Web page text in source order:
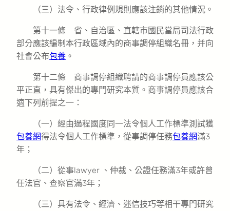
（三）法令、行政律例規則應該注銷的其他情況。
第十一條 省、自治區、直轄市國民當局司法行政
部分應該編制本行政區域內的商事調停組織名冊，并向
社會公布包養 。
第十二條 商事調停組織聘請的商事調停員應該公
平正直，具有傑出的專門研究本質。商事調停員應該合
適下列前提之一：
（一）經由過程國度同一法令個人工作標準測試獲
包養網得法令個人工作標準，從事調停任務包養網滿3
年；
（二）從事lawyer 、仲裁、公證任務滿3年或許曾
任法官、查察官滿3年；
（三）具有法令、經濟、迷信技巧等相干專門研究